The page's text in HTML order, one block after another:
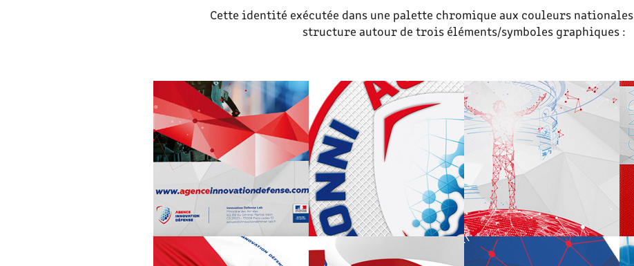
Cette identité exécutée dans une palette chromique aux couleurs nationales
structure autour de trois éléments/symboles graphiques :